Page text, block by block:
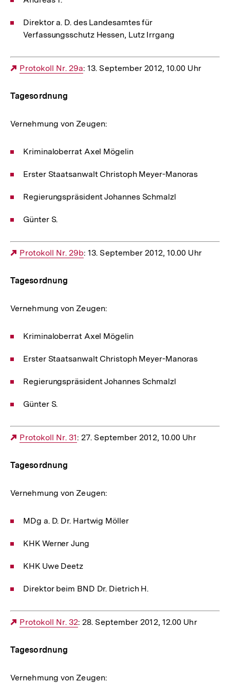
Direktor a. D. des Landesamtes für
Verfassungsschutz Hessen, Lutz Irrgang
Externer
Protokoll Nr. 29a: 13. September 2012, 10.00 Uhr
Tagesordnung
Vernehmung von Zeugen:
Kriminaloberrat Axel Mögelin
Erster Staatsanwalt Christoph Meyer-Manoras
Regierungspräsident Johannes Schmalzl
Günter S.
Externer
Protokoll Nr. 29b: 13. September 2012, 10.00 Uhr
Tagesordnung
Vernehmung von Zeugen:
Kriminaloberrat Axel Mögelin
Erster Staatsanwalt Christoph Meyer-Manoras
Regierungspräsident Johannes Schmalzl
Günter S.
Externer
Protokoll Nr. 31: 27. September 2012, 10.00 Uhr
Tagesordnung
Vernehmung von Zeugen:
MDg a. D. Dr. Hartwig Möller
KHK Werner Jung
KHK Uwe Deetz
Direktor beim BND Dr. Dietrich H.
Externer
Protokoll Nr. 32: 28. September 2012, 12.00 Uhr
Tagesordnung
Vernehmung von Zeugen: